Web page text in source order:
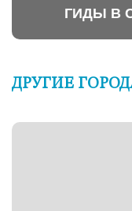
ГИДЫ В
ДРУГИЕ